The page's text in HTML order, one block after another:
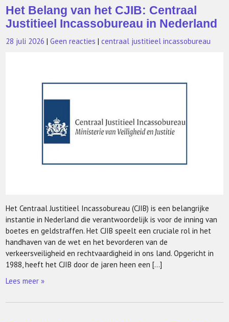
Het Belang van het CJIB: Centraal
Justitieel Incassobureau in Nederland
28 juli 2026 |Geen reacties |centraal justitieel incassobureau
Het Centraal Justitieel Incassobureau (CJIB) is een belangrijke
instantie in Nederland die verantwoordelijk is voor de inning van
boetes en geldstraffen. Het CJIB speelt een cruciale rol in het
handhaven van de wet en het bevorderen van de
verkeersveiligheid en rechtvaardigheid in ons land. Opgericht in
1988, heeft het CJIB door de jaren heen een […]
Lees meer »